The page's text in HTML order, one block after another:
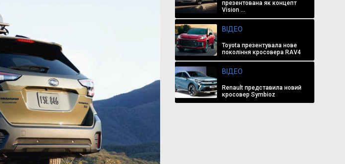
презентована як концепт
Vision ...
ВІДЕО
Toyota презентувала нове
покоління кросовера RAV4
ВІДЕО
Renault представила новий
кросовер Symbioz